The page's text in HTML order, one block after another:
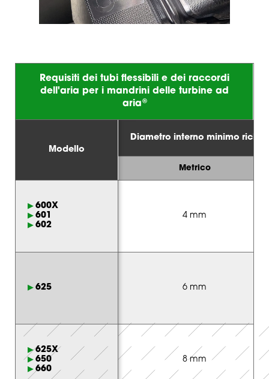
Requisiti dei tubi flessibili e dei raccordi
dell'aria per i mandrini delle turbine ad
aria®
Modello
600X
601
602
625
625X
650
660
Diametro interno minimo
Metrico
4 mm
6 mm
8 mm